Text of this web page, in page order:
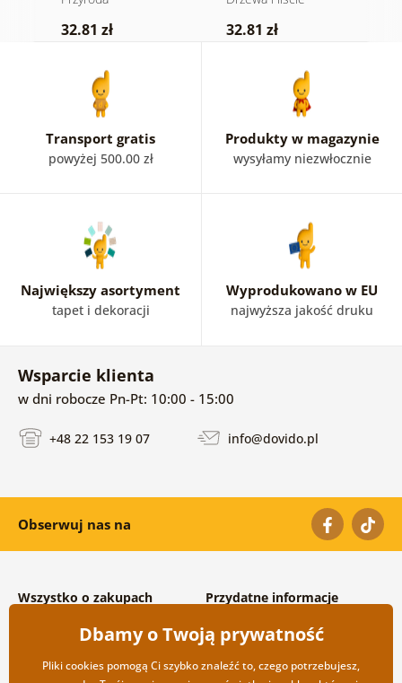
32.81 zł 32.81 zł
Transport gratis
powyżej 500.00 zł
Produkty w magazynie
wysyłamy niezwłocznie
Największy asortyment
tapet i dekoracji
Wyprodukowano w EU
najwyższa jakość druku
Wsparcie klienta
w dni robocze Pn-Pt: 10:00 - 15:00
+48 22 153 19 07 info@dovido.pl
Obserwuj nas na
Wszystko o zakupach
Warunki handlowe i
reklamacyjne
Prywatność
Opcje wysyłki i płatności
Przydatne informacje
Często zadawane pytania
Kontakt
Współpraca hurtowa
Dbamy o Twoją prywatność
Pliki cookies pomogą Ci szybko znaleźć to, czego potrzebujesz,